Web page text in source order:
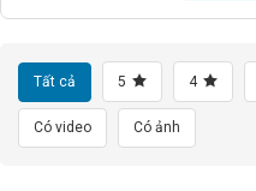
Tất cả 5 4
Có video Có ảnh